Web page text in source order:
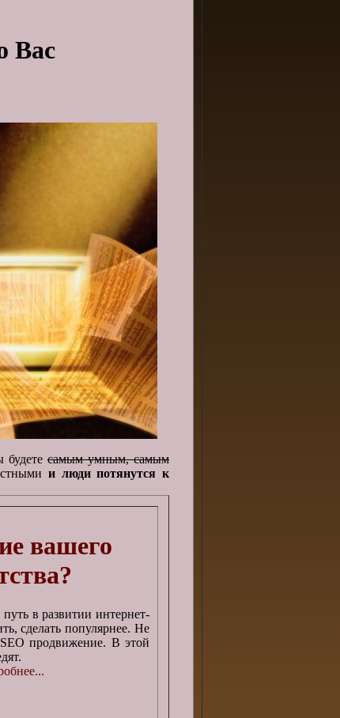
Вас
будетесамым умным, самым
и люди потянутся к
вашего
в развитии интернет-
сделать популярнее. Не
SEO продвижение. В этой